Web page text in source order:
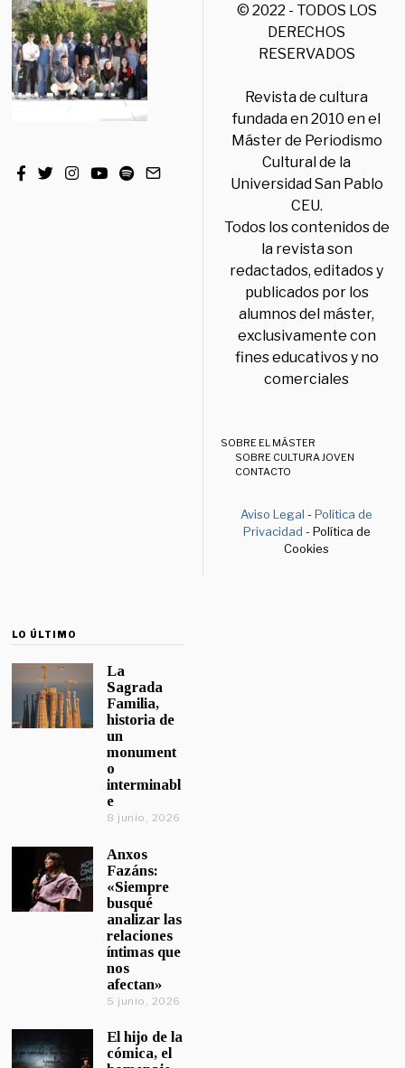
© 2022 - TODOS LOS
DERECHOS
RESERVADOS
Revista de cultura
fundada en 2010 en el
Máster de Periodismo
Cultural de la
Universidad San Pablo
CEU.
Todos los contenidos de
la revista son
redactados, editados y
publicados por los
alumnos del máster,
exclusivamente con
fines educativos y no
comerciales
SOBRE EL MÁSTER
SOBRE CULTURA JOVEN
CONTACTO
Aviso Legal -Política de
Privacidad - Política de
Cookies
LO ÚLTIMO
La
Sagrada
Familia,
historia de
un
monument
o
interminabl
e
8 junio, 2026
Anxos
Fazáns:
«Siempre
busqué
analizar las
relaciones
íntimas que
nos
afectan»
5 junio, 2026
El hijo de la
cómica, el